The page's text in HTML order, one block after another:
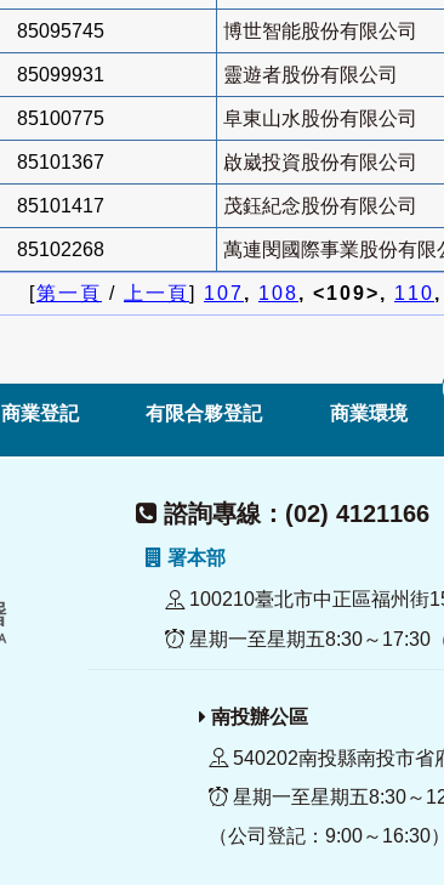
85095745 博世智能股份有限公司
85099931 靈遊者股份有限公司
85100775 阜東山水股份有限公司
85101367 啟崴投資股份有限公司
85101417 茂鈺紀念股份有限公司
85102268 萬連閔國際事業股份有限
[第一頁 / 上一頁] 107, 108, <109>, 110,
商業登記 有限合夥登記 商業環境
諮詢專線：(02) 4121166
署本部
100210臺北市中正區福州街
星期一至星期五8:30～17:30
南投辦公區
540202南投縣南投市省
星期一至星期五8:30～
（公司登記：9:00～16:30